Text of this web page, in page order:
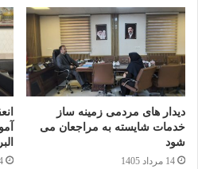
مهندسی
20 آذر 1403
خانه
نمایشگاه
6 آذر 1402
دیدار های مردمی زمینه ساز
خدمات شایسته به مراجعان می
شود
14 مرداد 1405 14